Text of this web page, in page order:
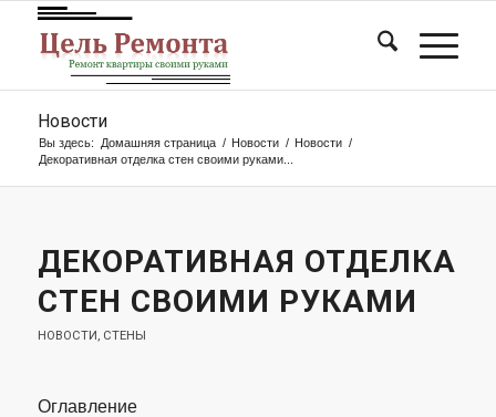
Новости
Вы здесь: Домашняя страница / Новости / Новости /
Декоративная отделка стен своими руками...
ДЕКОРАТИВНАЯ ОТДЕЛКА
СТЕН СВОИМИ РУКАМИ
НОВОСТИ, СТЕНЫ
Оглавление